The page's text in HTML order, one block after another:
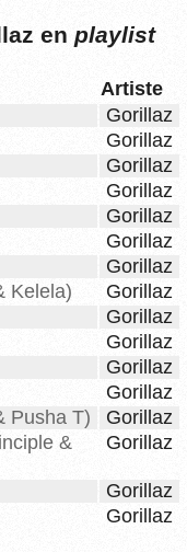
en playlist
Artiste
Gorillaz
Gorillaz
Gorillaz
Gorillaz
Gorillaz
Gorillaz
Gorillaz
Kelela)
Gorillaz
Gorillaz
Gorillaz
Gorillaz
Gorillaz
Pusha T)
Gorillaz
&
Gorillaz
Gorillaz
Gorillaz